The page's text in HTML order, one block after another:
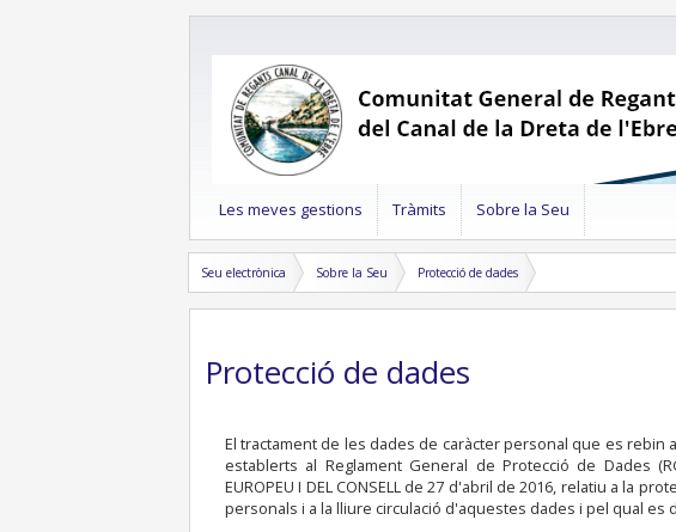
Les meves gestions Tràmits Sobre la Seu
Seu electrònica Sobre la Seu Protecció de dades
Protecció de dades
El tractament de les dades de caràcter personal que es rebin
establerts al Reglament General de Protecció de Dades
EUROPEU I DEL CONSELL de 27 d'abril de 2016, relatiu a la
personals i a la lliure circulació d'aquestes dades i pel qual es